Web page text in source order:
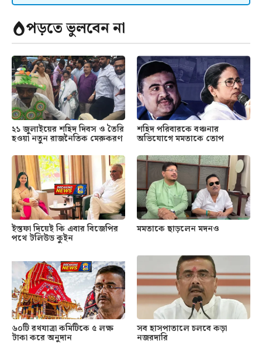
পড়তে ভুলবেন না
২১ জুলাইয়ের শহিদ দিবস ও তৈরি
হওয়া নতুন রাজনৈতিক মেরুকরণ
শহিদ পরিবারকে বঞ্চনার
অভিযোগে মমতাকে তোপ
ইস্তফা দিয়েই কি এবার বিজেপির
পথে টলিউড কুইন
মমতাকে ছাড়লেন মদনও
৬০টি রথযাত্রা কমিটিকে ৫ লক্ষ
টাকা করে অনুদান
সব হাসপাতালে চলবে কড়া
নজরদারি